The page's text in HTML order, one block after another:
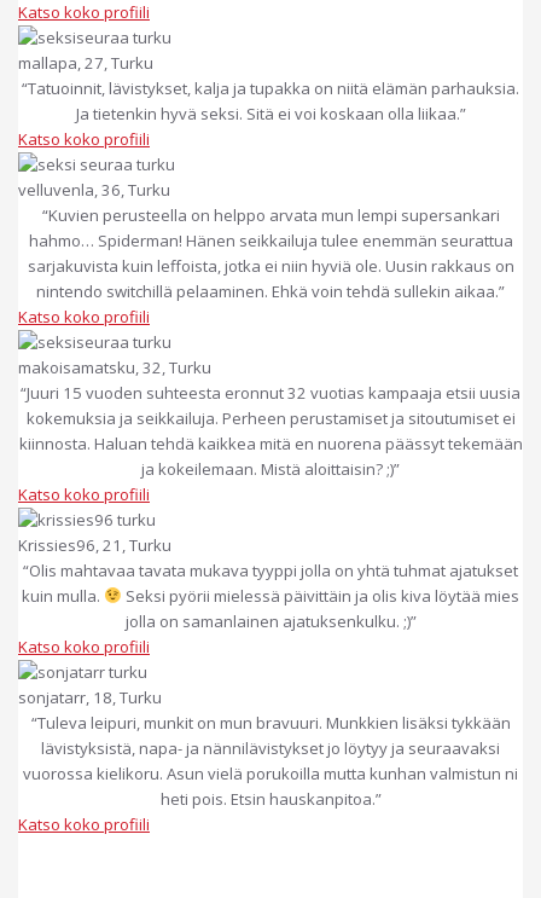
Katso koko profiili
mallapa, 27, Turku
“Tatuoinnit, lävistykset, kalja ja tupakka on niitä elämän parhauksia.
Ja tietenkin hyvä seksi. Sitä ei voi koskaan olla liikaa.”
Katso koko profiili
velluvenla, 36, Turku
“Kuvien perusteella on helppo arvata mun lempi supersankari
hahmo… Spiderman! Hänen seikkailuja tulee enemmän seurattua
sarjakuvista kuin leffoista, jotka ei niin hyviä ole. Uusin rakkaus on
nintendo switchillä pelaaminen. Ehkä voin tehdä sullekin aikaa.”
Katso koko profiili
makoisamatsku, 32, Turku
“Juuri 15 vuoden suhteesta eronnut 32 vuotias kampaaja etsii uusia
kokemuksia ja seikkailuja. Perheen perustamiset ja sitoutumiset ei
kiinnosta. Haluan tehdä kaikkea mitä en nuorena päässyt tekemään
ja kokeilemaan. Mistä aloittaisin? ;)”
Katso koko profiili
Krissies96, 21, Turku
“Olis mahtavaa tavata mukava tyyppi jolla on yhtä tuhmat ajatukset
kuin mulla.
Seksi pyörii mielessä päivittäin ja olis kiva löytää mies
jolla on samanlainen ajatuksenkulku. ;)”
Katso koko profiili
sonjatarr, 18, Turku
“Tuleva leipuri, munkit on mun bravuuri. Munkkien lisäksi tykkään
lävistyksistä, napa- ja nännilävistykset jo löytyy ja seuraavaksi
vuorossa kielikoru. Asun vielä porukoilla mutta kunhan valmistun ni
heti pois. Etsin hauskanpitoa.”
Katso koko profiili